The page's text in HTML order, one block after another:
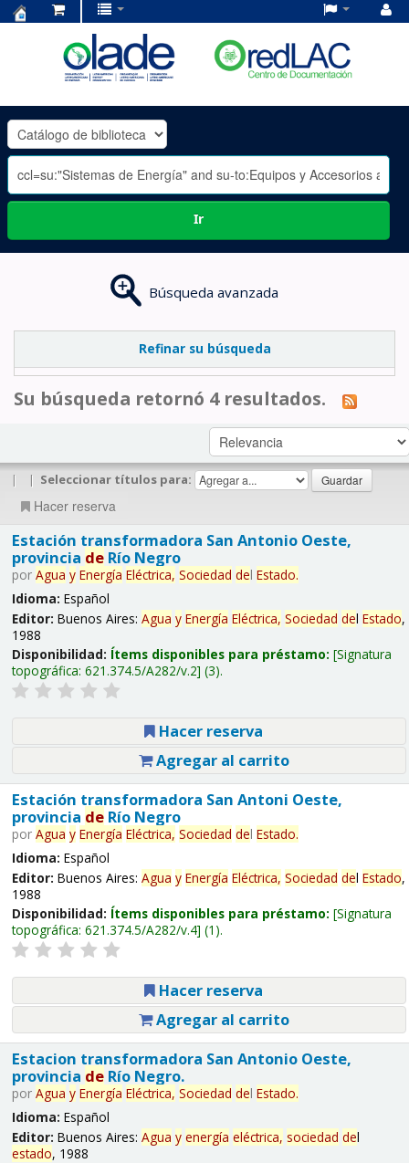
OLADE
-
Ir
Búsqueda avanzada
Refinar su búsqueda
Su búsqueda retornó 4 resultados.
| | Seleccionar títulos para:
Hacer reserva
Estación transformadora San Antonio Oeste,
provincia deRío Negro
por Agua y Energía Eléctrica, Sociedad del Estado.
Idioma: Español
Editor: Buenos Aires: Agua y Energía Eléctrica, Sociedad del Estado,
1988
Disponibilidad: Ítems disponibles para préstamo: Signatura
topográfica: 621.374.5/A282/v.2 (3).
Hacer reserva
Agregar al carrito
Estación transformadora San Antoni Oeste,
provincia deRío Negro
por Agua y Energía Eléctrica, Sociedad del Estado.
Idioma: Español
Editor: Buenos Aires: Agua y Energía Eléctrica, Sociedad del Estado,
1988
Disponibilidad: Ítems disponibles para préstamo: Signatura
topográfica: 621.374.5/A282/v.4 (1).
Hacer reserva
Agregar al carrito
Estacion transformadora San Antonio Oeste,
provincia deRío Negro.
por Agua y Energía Eléctrica, Sociedad del Estado.
Idioma: Español
Editor: Buenos Aires: Agua y energía eléctrica, sociedad del
estado, 1988